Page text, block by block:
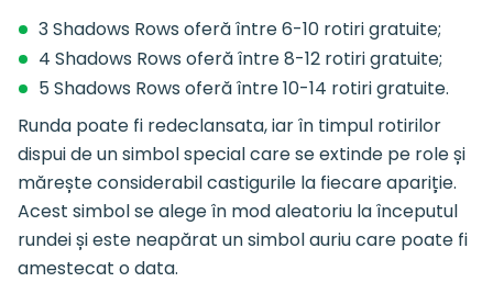
3 Shadows Rows oferă între 6-10 rotiri gratuite;
4 Shadows Rows oferă între 8-12 rotiri gratuite;
5 Shadows Rows oferă între 10-14 rotiri gratuite.
Runda poate fi redeclansata, iar în timpul rotirilor
dispui de un simbol special care se extinde pe role și
mărește considerabil castigurile la fiecare apariție.
Acest simbol se alege în mod aleatoriu la începutul
rundei și este neapărat un simbol auriu care poate fi
amestecat o data.